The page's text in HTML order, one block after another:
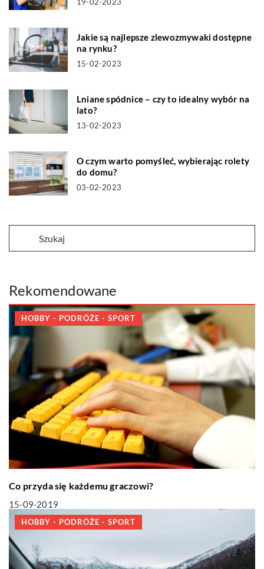
Jakie są najlepsze zlewozmywaki dostępne
na rynku?
15-02-2023
Lniane spódnice – czy to idealny wybór na
lato?
13-02-2023
O czym warto pomyśleć, wybierając rolety
do domu?
03-02-2023
Rekomendowane
HOBBY - PODRÓŻE - SPORT
Co przyda się każdemu graczowi?
15-09-2019
HOBBY - PODRÓŻE - SPORT